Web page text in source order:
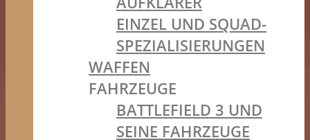
EINZEL UND SQUAD-
SPEZIALISIERUNGEN
WAFFEN
FAHRZEUGE
BATTLEFIELD 3 UND
SEINE FAHRZEUGE